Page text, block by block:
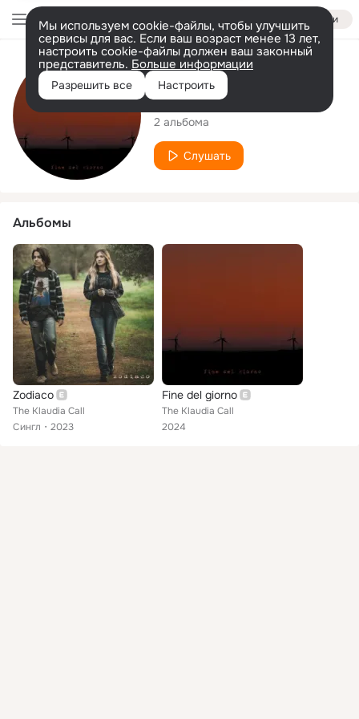
Войти
Мы используем cookie-файлы, чтобы улучшить
сервисы для вас. Если ваш возраст менее 13 лет,
настроить cookie-файлы должен ваш законный
представитель. Больше информации
Разрешить все Настроить
Исполнитель
The Klaudia Call
2 альбома
Слушать
Альбомы
Zodiaco
The Klaudia Call
Сингл
2023
Fine del giorno
The Klaudia Call
2024